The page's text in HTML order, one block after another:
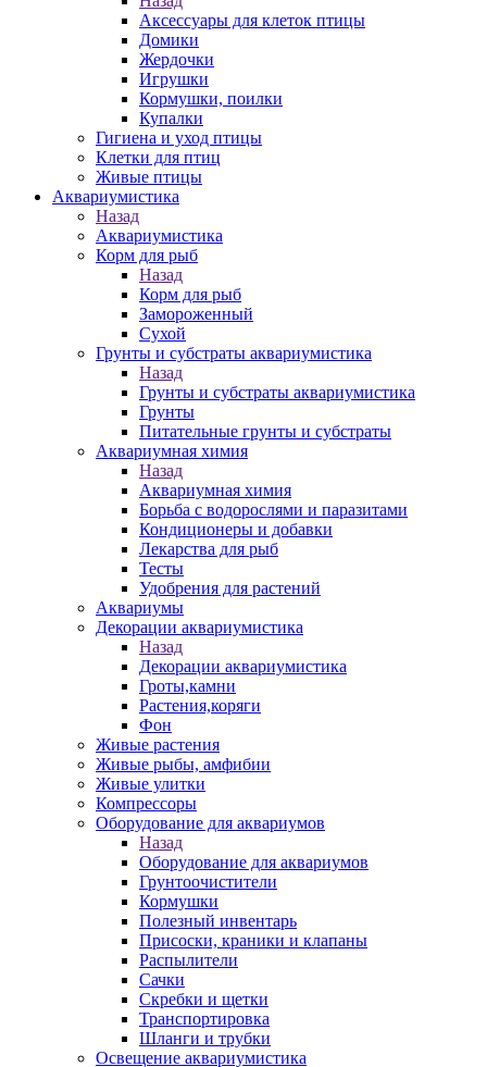
Аксессуары для клеток птицы
Домики
Жердочки
Игрушки
Кормушки, поилки
Купалки
Гигиена и уход птицы
Клетки для птиц
Живые птицы
Аквариумистика
Назад
Аквариумистика
Корм для рыб
Назад
Корм для рыб
Замороженный
Сухой
Грунты и субстраты аквариумистика
Назад
Грунты и субстраты аквариумистика
Грунты
Питательные грунты и субстраты
Аквариумная химия
Назад
Аквариумная химия
Борьба с водорослями и паразитами
Кондиционеры и добавки
Лекарства для рыб
Тесты
Удобрения для растений
Аквариумы
Декорации аквариумистика
Назад
Декорации аквариумистика
Гроты,камни
Растения,коряги
Фон
Живые растения
Живые рыбы, амфибии
Живые улитки
Компрессоры
Оборудование для аквариумов
Назад
Оборудование для аквариумов
Грунтоочистители
Кормушки
Полезный инвентарь
Присоски, краники и клапаны
Распылители
Сачки
Скребки и щетки
Транспортировка
Шланги и трубки
Освещение аквариумистика